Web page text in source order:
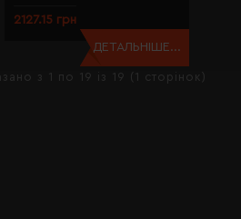
2127.15 грн
ДЕТАЛЬНІШЕ...
з 1 по 19 із 19 (1 сторінок)